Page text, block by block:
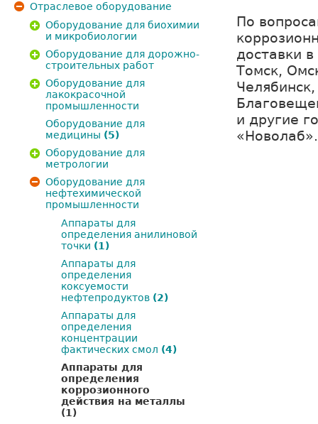
По
доставки
Томск,
и другие
«Новолаб».
Отраслевое оборудование
Оборудование для биохимии
и микробиологии
Оборудование для дорожно-
строительных работ
Оборудование для
лакокрасочной
промышленности
Оборудование для
медицины (5)
Оборудование для
метрологии
Оборудование для
нефтехимической
промышленности
Аппараты для
определения анилиновой
точки (1)
Аппараты для
определения
коксуемости
нефтепродуктов (2)
Аппараты для
определения
концентрации
фактических смол (4)
Аппараты для
определения
коррозионного
действия на металлы
(1)